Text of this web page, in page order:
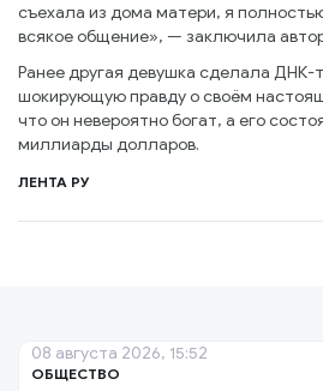
съехала из дома матери, я
всякое общение», — заключила
Ранее другая девушка сделала ДНК-
шокирующую правду о своём
что он невероятно богат, а его
миллиарды долларов.
ЛЕНТА РУ
ОБЩЕСТВО
08 августа 2026, 15:52